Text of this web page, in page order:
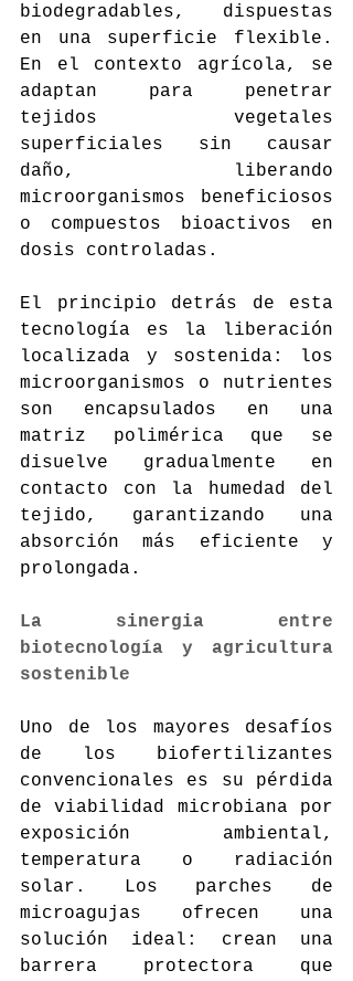
biodegradables, dispuestas
en una superficie flexible.
En el contexto agrícola, se
adaptan para penetrar
tejidos vegetales
superficiales sin causar
daño, liberando
microorganismos beneficiosos
o compuestos bioactivos en
dosis controladas.
El principio detrás de esta
tecnología es la liberación
localizada y sostenida: los
microorganismos o nutrientes
son encapsulados en una
matriz polimérica que se
disuelve gradualmente en
contacto con la humedad del
tejido, garantizando una
absorción más eficiente y
prolongada.
La sinergia entre
biotecnología y agricultura
sostenible
Uno de los mayores desafíos
de los biofertilizantes
convencionales es su pérdida
de viabilidad microbiana por
exposición ambiental,
temperatura o radiación
solar. Los parches de
microagujas ofrecen una
solución ideal: crean una
barrera protectora que